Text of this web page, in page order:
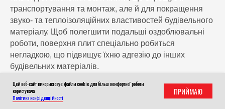
Цей веб-сайт використовує файли cookie для більш комфортної роботи
користувача
Політика конфіденційності
ПРИЙМАЮ
транспортування та монтаж, але й для покращення
звуко- та теплоізоляційних властивостей будівельного
матеріалу. Щоб полегшити подальші оздоблювальні
роботи, поверхня плит спеціально робиться
негладкою, що підвищує їхню адгезію до інших
будівельних матеріалів.
Залежно від типу будівель, можуть